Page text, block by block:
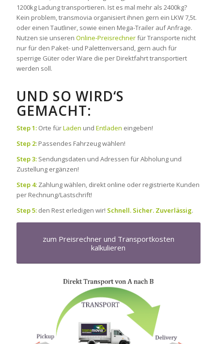
1200kg Ladung transportieren. Ist es mal mehr als 2400kg?
Kein problem, transmovia organisiert ihnen gern ein LKW 7,5t.
oder einen Tautliner, sowie einen Mega-Trailer auf Anfrage.
Nutzen sie unseren Online-Preisrechnerfür Transporte nicht
nur für den Paket- und Palettenversand, gern auch für
sperrige Güter oder Ware die per Direktfahrt transportiert
werden soll.
UND SO WIRD‘S
GEMACHT:
Step 1:Orte fürLaden und Entladen eingeben!
Step 2:Passendes Fahrzeug wählen!
Step 3:Sendungsdaten und Adressen für Abholung und
Zustellung ergänzen!
Step 4:Zahlung wählen, direkt online oder registrierte Kunden
per Rechnung/Lastschrift!
Step 5:den Rest erledigen wir! Schnell. Sicher. Zuverlässig.
zum Preisrechner und Transportkosten
kalkulieren